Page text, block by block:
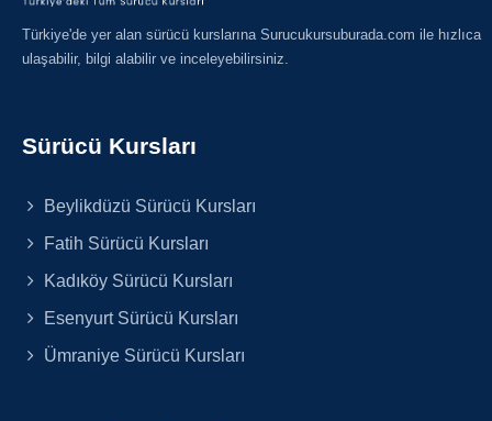
Türkiye'de yer alan sürücü kurslarına Surucukursuburada.com ile hızlıca
ulaşabilir, bilgi alabilir ve inceleyebilirsiniz.
Sürücü Kursları
Beylikdüzü Sürücü Kursları
Fatih Sürücü Kursları
Kadıköy Sürücü Kursları
Esenyurt Sürücü Kursları
Ümraniye Sürücü Kursları